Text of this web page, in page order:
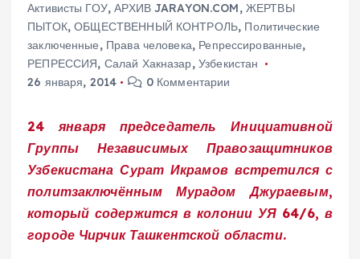
Активисты ГОУ,АРХИВ JARAYON.COM, ЖЕРТВЫ
ПЫТОК,ОБЩЕСТВЕННЫЙ КОНТРОЛЬ, Политические
заключенные, Права человека, Репрессированные,
РЕПРЕССИЯ, Салай Хакназар, Узбекистан
26 января, 2014
0 Комментарии
24 января председатель Инициативной
Группы Независимых Правозащитников
Узбекистана Сурат Икрамов встретился с
политзаключённым Мурадом Джураевым,
который содержится в колонии УЯ 64/6, в
городе Чирчик Ташкентской области.